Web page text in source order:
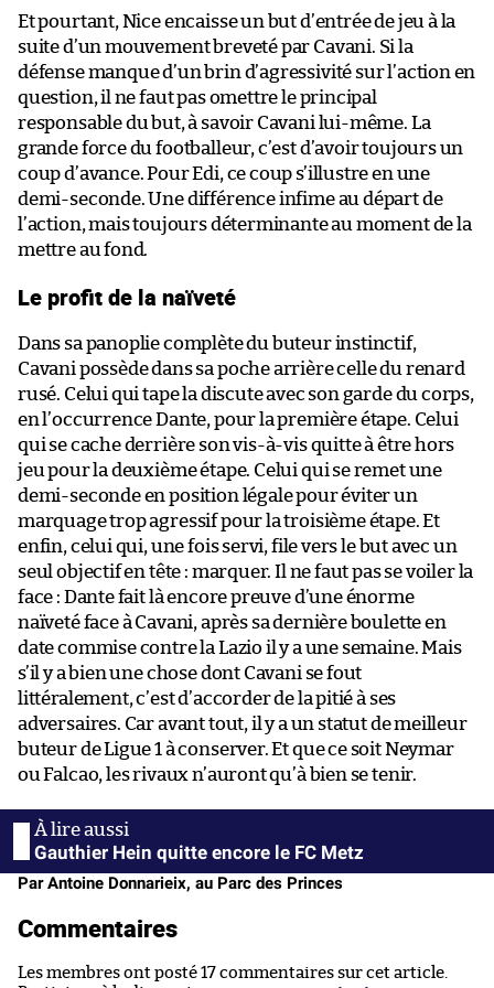
Et pourtant, Nice encaisse un but d’entrée de jeu à la
suite d’un mouvement breveté par Cavani. Si la
défense manque d’un brin d’agressivité sur l’action en
question, il ne faut pas omettre le principal
responsable du but, à savoir Cavani lui-même. La
grande force du footballeur, c’est d’avoir toujours un
coup d’avance. Pour Edi, ce coup s’illustre en une
demi-seconde. Une différence infime au départ de
l’action, mais toujours déterminante au moment de la
mettre au fond.
Le profit de la naïveté
Dans sa panoplie complète du buteur instinctif,
Cavani possède dans sa poche arrière celle du renard
rusé. Celui qui tape la discute avec son garde du corps,
en l’occurrence Dante, pour la première étape. Celui
qui se cache derrière son vis-à-vis quitte à être hors
jeu pour la deuxième étape. Celui qui se remet une
demi-seconde en position légale pour éviter un
marquage trop agressif pour la troisième étape. Et
enfin, celui qui, une fois servi, file vers le but avec un
seul objectif en tête : marquer. Il ne faut pas se voiler la
face : Dante fait là encore preuve d’une énorme
naïveté face à Cavani, après sa dernière boulette en
date commise contre la Lazio il y a une semaine. Mais
s’il y a bien une chose dont Cavani se fout
littéralement, c’est d’accorder de la pitié à ses
adversaires. Car avant tout, il y a un statut de meilleur
buteur de Ligue 1 à conserver. Et que ce soit Neymar
ou Falcao, les rivaux n’auront qu’à bien se tenir.
Gauthier Hein quitte encore le FC Metz
Par Antoine Donnarieix, au Parc des Princes
Commentaires
Les membres ont posté 17 commentaires sur cet article.